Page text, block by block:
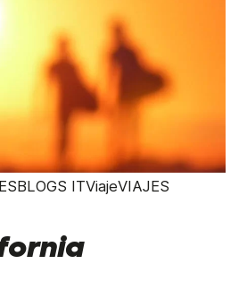
ITViajeVIAJES